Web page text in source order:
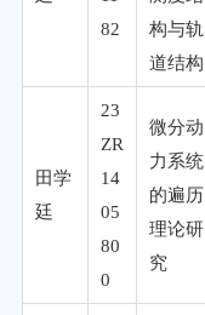
82
构与轨
道结构
田学
廷
23
ZR
14
05
80
0
微分动
力系统
的遍历
理论研
究